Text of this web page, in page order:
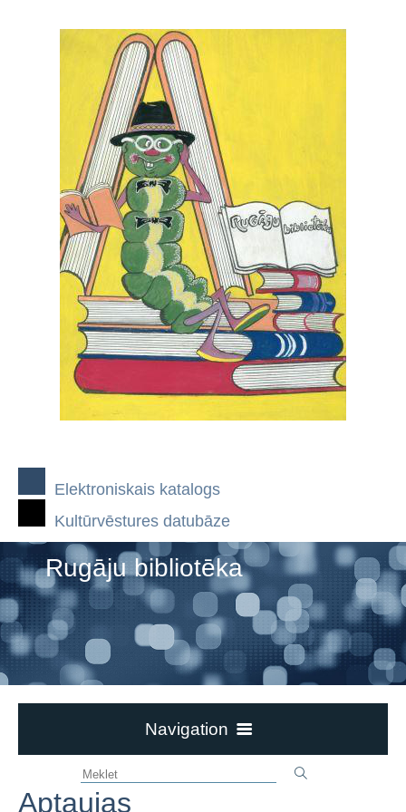
Elektroniskais katalogs
Kultūrvēstures datubāze
Rugāju bibliotēka
Navigation
Bibliotēka piedāvā
Aptaujas